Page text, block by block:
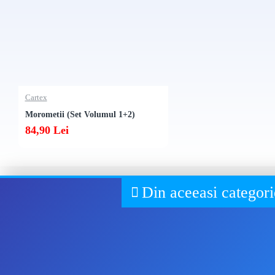
Cartex
Morometii (Set Volumul 1+2)
84,90 Lei
Din aceeasi